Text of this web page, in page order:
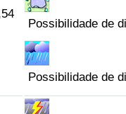
Possibilidade de
Possibilidade de
(Atual)
por País